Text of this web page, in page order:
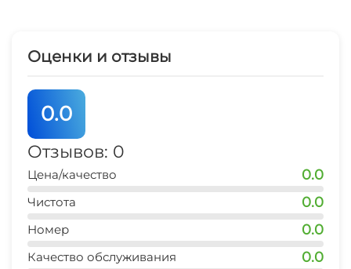
Оценки и отзывы
0.0
Отзывов: 0
Цена/качество 0.0
Чистота 0.0
Номер 0.0
Качество обслуживания 0.0